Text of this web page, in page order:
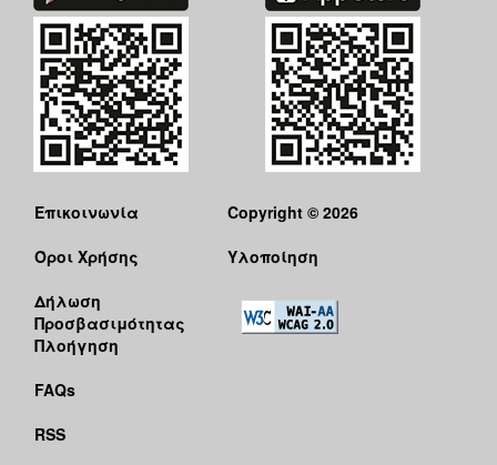
Επικοινωνία
Όροι Χρήσης
Δήλωση
Προσβασιμότητας
Πλοήγηση
FAQs
RSS
Copyright © 2026
Υλοποίηση